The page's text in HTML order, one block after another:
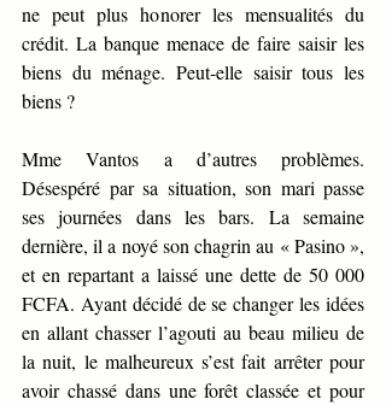
ne peut plus honorer les mensualités du
crédit. La banque menace de faire saisir les
biens du ménage. Peut-elle saisir tous les
biens ?
Mme Vantos a d’autres problèmes.
Désespéré par sa situation, son mari passe
ses journées dans les bars. La semaine
dernière, il a noyé son chagrin au « Pasino »,
et en repartant a laissé une dette de 50 000
FCFA. Ayant décidé de se changer les idées
en allant chasser l’agouti au beau milieu de
la nuit, le malheureux s’est fait arrêter pour
avoir chassé dans une forêt classée et pour